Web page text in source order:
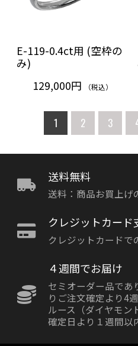
E-119-0.4ct用 (空枠の
み)
129,000円
（税込）
1 2 3
送料無料
送料：商品お買上げ
クレジットカード
クレジットカードで
４週間でお届け
セミオーダー品であ
りご注文確定より4
ルース（ダイヤモン
確定日より１週間以